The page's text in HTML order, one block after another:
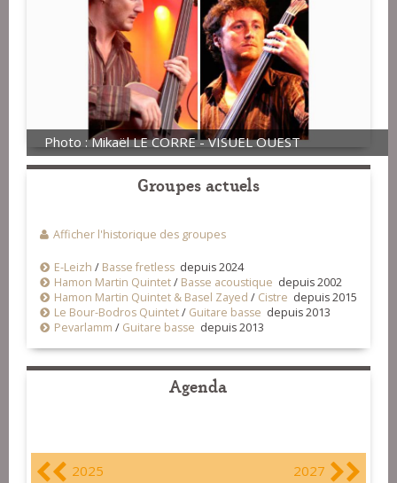
Photo : Mikaël LE CORRE - VISUEL OUEST
Groupes actuels
Afficher l'historique des groupes
E-Leizh / Basse fretless depuis 2024
Hamon Martin Quintet/ Basse acoustique depuis 2002
Hamon Martin Quintet & Basel Zayed / Cistre depuis 2015
Le Bour-Bodros Quintet/ Guitare basse depuis 2013
Pevarlamm / Guitare basse depuis 2013
Agenda
2025
2027